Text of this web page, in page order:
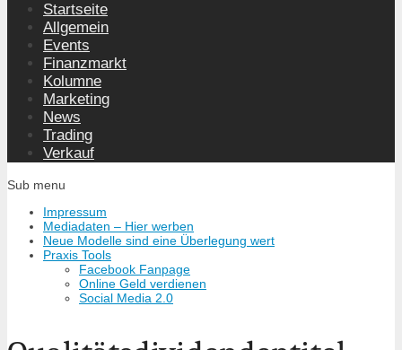
Startseite
Allgemein
Events
Finanzmarkt
Kolumne
Marketing
News
Trading
Verkauf
Sub menu
Impressum
Mediadaten – Hier werben
Neue Modelle sind eine Überlegung wert
Praxis Tools
Facebook Fanpage
Online Geld verdienen
Social Media 2.0